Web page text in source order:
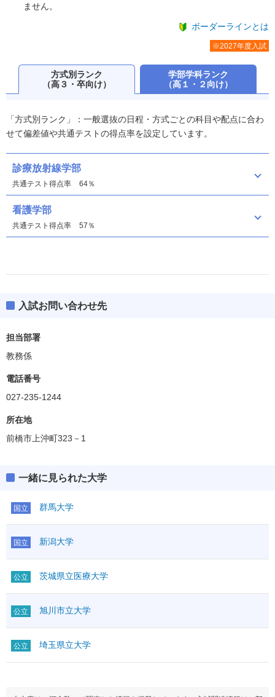
ません。
ボーダーラインとは
※2027年度入試
方式別ランク
（高３・卒向け）
学部学科ランク
（高１・２向け）
「方式別ランク」：一般選抜の日程・方式ごとの科目や配点に合わ
せて偏差値や共通テストの得点率を設定しています。
診療放射線学部
共通テスト得点率 64％
看護学部
共通テスト得点率 57％
偏差値
看護学部
偏差値
入試お問い合わせ先
担当部署
教務係
電話番号
027-235-1244
所在地
前橋市上沖町323－1
一緒に見られた大学
国立 群馬大学
国立 新潟大学
公立 茨城県立医療大学
公立 旭川市立大学
公立 埼玉県立大学